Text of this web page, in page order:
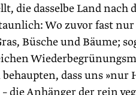
die dasselbe Land
Wo zuvor fast
Büsche und Bäume;
behaupten, dass uns